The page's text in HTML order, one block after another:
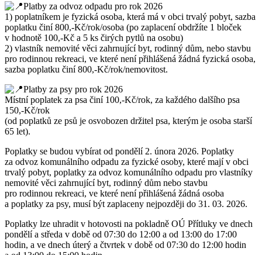
Platby za odvoz odpadu pro rok 2026
1) poplatníkem je fyzická osoba, která má v obci trvalý pobyt, sazba
poplatku činí 800,-Kč/rok/osoba (po zaplacení obdržíte 1 bloček
v hodnotě 100,-Kč a 5 ks čirých pytlů na osobu)
2) vlastník nemovité věci zahrnující byt, rodinný dům, nebo stavbu
pro rodinnou rekreaci, ve které není přihlášená žádná fyzická osoba,
sazba poplatku činí 800,-Kč/rok/nemovitost.
Platby za psy pro rok 2026
Místní poplatek za psa činí 100,-Kč/rok, za každého dalšího psa
150,-Kč/rok
(od poplatků ze psů je osvobozen držitel psa, kterým je osoba starší
65 let).
Poplatky se budou vybírat od pondělí 2. února 2026. Poplatky
za odvoz komunálního odpadu za fyzické osoby, které mají v obci
trvalý pobyt, poplatky za odvoz komunálního odpadu pro vlastníky
nemovité věci zahrnující byt, rodinný dům nebo stavbu
pro rodinnou rekreaci, ve které není přihlášená žádná osoba
a poplatky za psy, musí být zaplaceny nejpozději do 31. 03. 2026.
Poplatky lze uhradit v hotovosti na pokladně OÚ Přítluky ve dnech
pondělí a středa v době od 07:30 do 12:00 a od 13:00 do 17:00
hodin, a ve dnech úterý a čtvrtek v době od 07:30 do 12:00 hodin